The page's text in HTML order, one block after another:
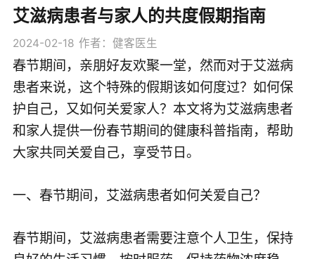
艾滋病患者与家人的共度假期指南
2024-02-18 作者：健客医生
春节期间，亲朋好友欢聚一堂，然而对于艾滋病
患者来说，这个特殊的假期该如何度过？如何保
护自己，又如何关爱家人？本文将为艾滋病患者
和家人提供一份春节期间的健康科普指南，帮助
大家共同关爱自己，享受节日。
一、春节期间，艾滋病患者如何关爱自己？
春节期间，艾滋病患者需要注意个人卫生，保持